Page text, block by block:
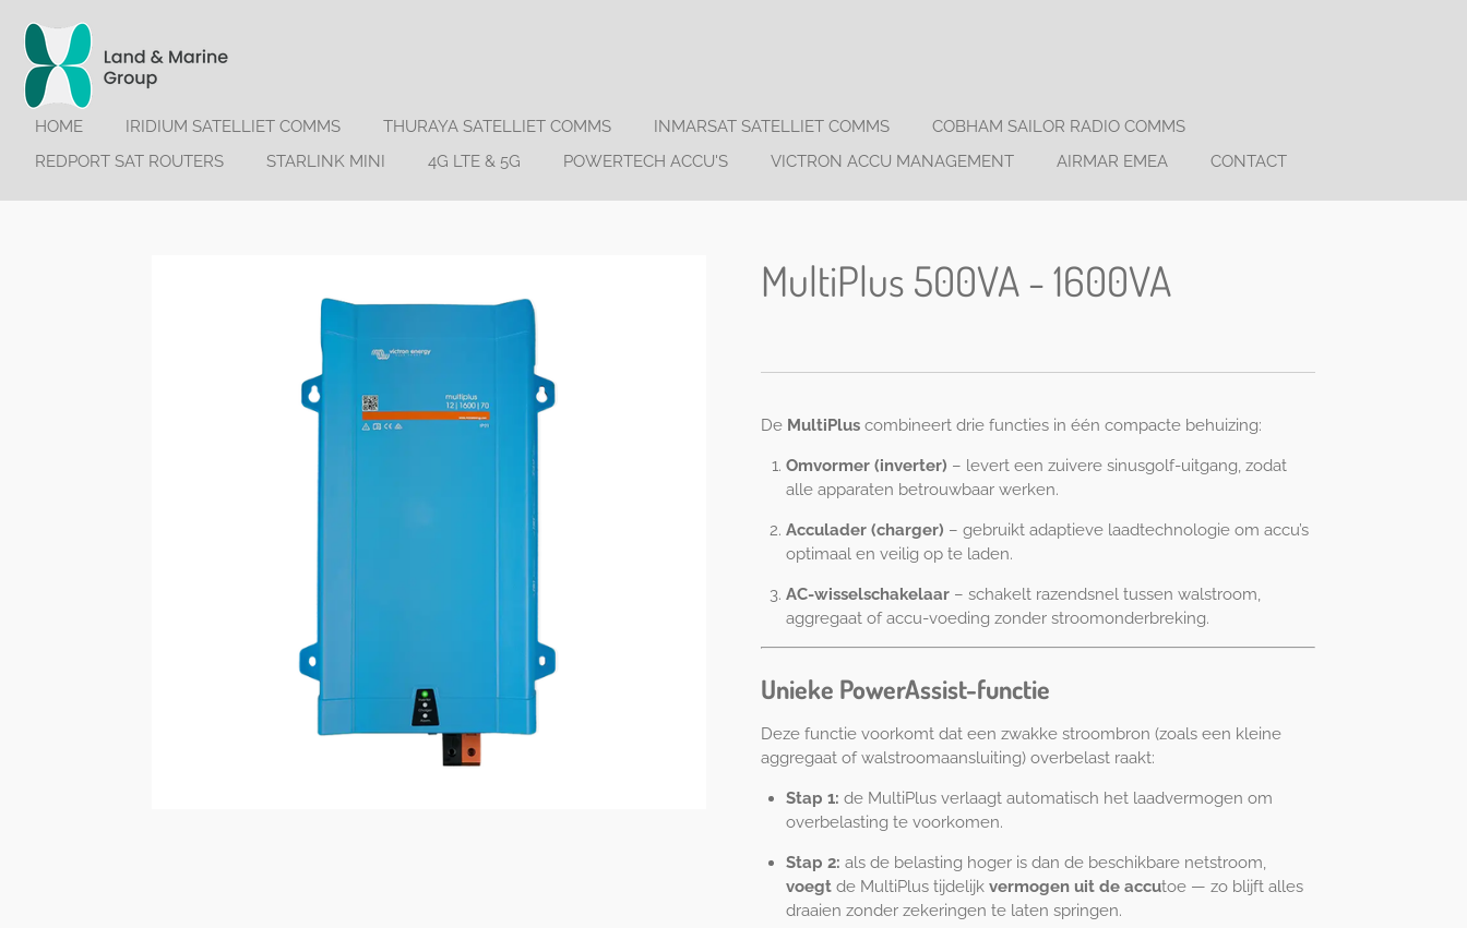
Ga
direct
naar
de
hoofdinhoud
HOME IRIDIUM SATELLIET COMMS THURAYA SATELLIET COMMS INMARSAT SATELLIET COMMS
COBHAM SAILOR RADIO COMMS
REDPORT SAT ROUTERS
STARLINK MINI 4G LTE & 5G POWERTECH ACCU'S VICTRON ACCU MANAGEMENT AIRMAR EMEA CONTACT
MultiPlus 500VA - 1600VA
De MultiPlus combineert drie functies in één compacte behuizing:
Omvormer (inverter) – levert een zuivere sinusgolf-uitgang, zodat
alle apparaten betrouwbaar werken.
Acculader (charger) – gebruikt adaptieve laadtechnologie om accu’s
optimaal en veilig op te laden.
AC-wisselschakelaar– schakelt razendsnel tussen walstroom,
aggregaat of accu-voeding zonder stroomonderbreking.
Unieke PowerAssist-functie
Deze functie voorkomt dat een zwakke stroombron (zoals een kleine
aggregaat of walstroomaansluiting) overbelast raakt:
Stap 1: de MultiPlus verlaagt automatisch het laadvermogen om
overbelasting te voorkomen.
Stap 2: als de belasting hoger is dan de beschikbare netstroom,
voegtde MultiPlus tijdelijk vermogen uit de accutoe — zo blijft alles
draaien zonder zekeringen te laten springen.